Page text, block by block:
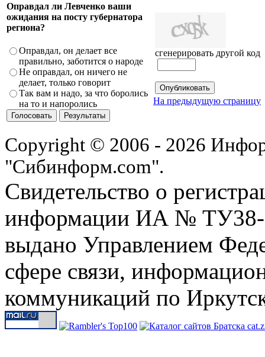
Оправдал ли Левченко ваши
ожидания на посту губернатора
региона?
Оправдал, он делает все
правильно, заботится о народе
Не оправдал, он ничего не
делает, только говорит
Так вам и надо, за что боролись
на то и напоролись
сгенерировать другой код
На предыдущую страницу
Copyright © 2006 - 2026
"Сибинформ.com".
Свидетельство о
информации ИА № ТУ38-
выдано Управлением
сфере связи,
коммуникаций по